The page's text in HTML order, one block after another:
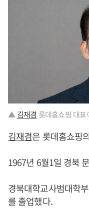
▲ 김재겸 롯데홈쇼핑 대표
김재겸은 롯데홈쇼핑
1967년 6월1일 경북
경북대학교사범대학
를 졸업했다.